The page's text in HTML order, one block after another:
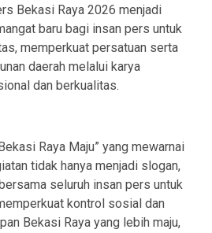
Bekasi Raya 2026 menjadi
baru bagi insan pers untuk
memperkuat persatuan serta
daerah melalui karya
dan berkualitas.
Raya Maju” yang mewarnai
tidak hanya menjadi slogan,
seluruh insan pers untuk
kontrol sosial dan
Bekasi Raya yang lebih maju,